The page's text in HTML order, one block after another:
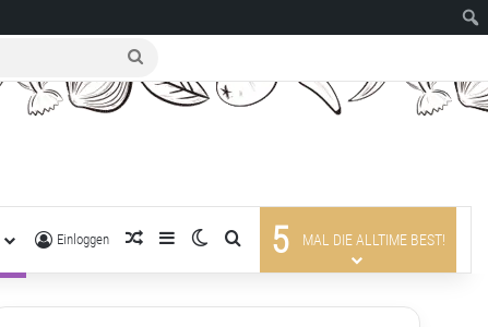
nach
Einloggen zufälliger Artikel
SidebarSkin umschalten
suche nach
5 MAL DIE ALLTIME BEST!